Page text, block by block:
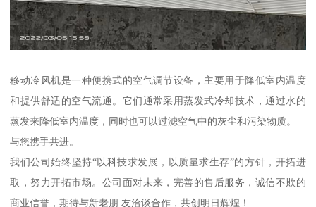
移动冷风机是一种便携式的空气调节设备，主要用于降低室内温度
和提供舒适的空气流通。它们通常采用蒸发式冷却技术，通过水的
蒸发来降低室内温度，同时也可以过滤空气中的灰尘和污染物质。
与您携手共进。
我们公司始终坚持“以科技求发展，以质量求生存”的方针，开拓进
取，努力开拓市场。公司面对未来，完善的售后服务，诚信不欺的
商业信誉，期待与新老朋 友洽谈合作，共创明日辉煌！